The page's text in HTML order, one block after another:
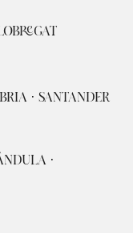
· SANTANDER
·